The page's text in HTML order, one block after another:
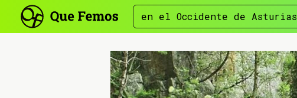
en el Occidente de Asturias